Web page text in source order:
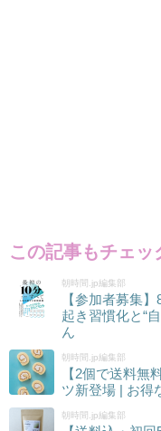
この記事もチェッ
朝時間.jp編集部
【参加者募集
起き習慣化と“
ん
朝時間.jp編集部
【2個で送料無
ツ新登場 | お得
朝時間.jp編集部